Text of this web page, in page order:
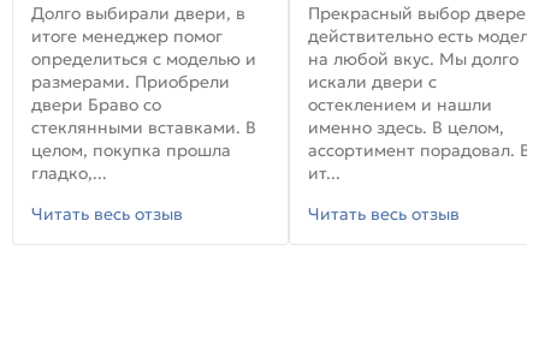
Долго выбирали двери, в
итоге менеджер помог
определиться с моделью и
размерами. Приобрели
двери Браво со
стеклянными вставками. В
целом, покупка прошла
гладко,...
Читать весь отзыв
Прекрасный выбор
действительно есть модели
на любой вкус. Мы долго
искали двери с
остеклением и нашли
именно здесь. В целом,
ассортимент порадовал. В
ит...
Читать весь отзыв